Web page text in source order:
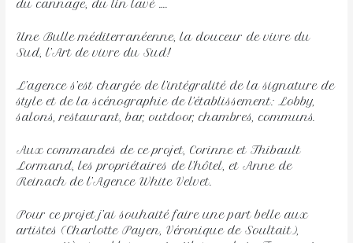
du cannage, du lin lavé ….
Une Bulle méditerranéenne, la douceur de vivre du
Sud, l’Art de vivre du Sud!
L’agence s’est chargée de l’intégralité de la signature de
style et de la scénographie de l’établissement: Lobby,
salons, restaurant, bar, outdoor, chambres, communs.
Aux commandes de ce projet, Corinne et Thibault
Lormand, les propriétaires de l’hôtel, et Anne de
Reinach de l’Agence White Velvet.
Pour ce projet j’ai souhaité faire une part belle aux
artistes (Charlotte Payen, Véronique de Soultait),